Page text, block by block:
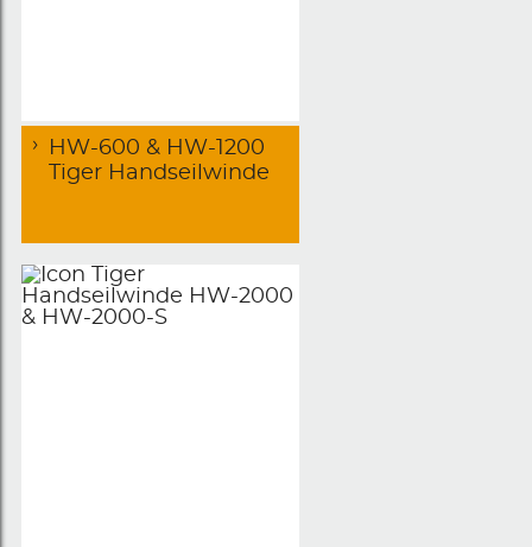
HW-600 & HW-1200
Tiger Handseilwinde